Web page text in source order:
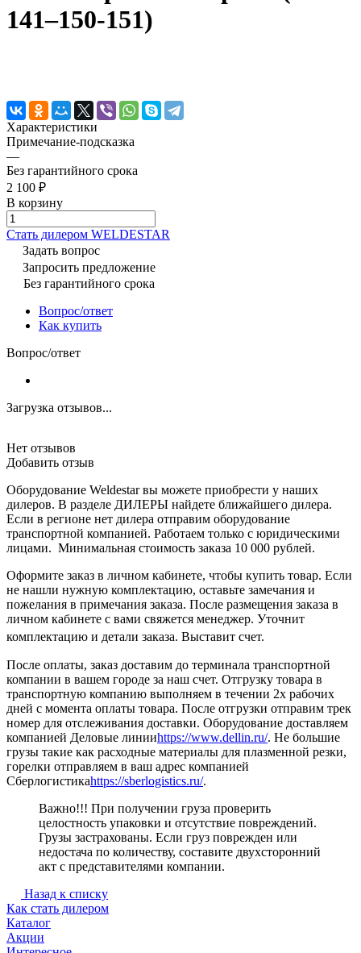
141–150-151)
Характеристики
Примечание-подсказка
—
Без гарантийного срока
2 100 ₽
В корзину
Cтать дилером WELDESTAR
Задать вопрос
Запросить предложение
Без гарантийного срока
Вопрос/ответ
Как купить
Вопрос/ответ
Загрузка отзывов...
Нет отзывов
Добавить отзыв
Оборудование Weldestar вы можете приобрести у наших
дилеров. В разделе ДИЛЕРЫ найдете ближайшего дилера.
Если в регионе нет дилера отправим оборудование
транспортной компанией. Работаем только с юридическими
лицами. Минимальная стоимость заказа 10 000 рублей.
Оформите заказ в личном кабинете, чтобы купить товар. Если
не нашли нужную комплектацию, оставьте замечания и
пожелания в примечания заказа. После размещения заказа в
личном кабинете с вами свяжется менеджер. Уточнит
комплектацию и детали заказа. Выставит счет.
После оплаты, заказ доставим до терминала транспортной
компании в вашем городе за наш счет. Отгрузку товара в
транспортную компанию выполняем в течении 2х рабочих
дней с момента оплаты товара. После отгрузки отправим трек
номер для отслеживания доставки. Оборудование доставляем
компанией Деловые линииhttps://www.dellin.ru/. Не большие
грузы такие как расходные материалы для плазменной резки,
горелки отправляем в ваш адрес компанией
Сберлогистикаhttps://sberlogistics.ru/.
Важно!!! При получении груза проверить
целостность упаковки и отсутствие повреждений.
Грузы застрахованы. Если груз поврежден или
недостача по количеству, составите двухсторонний
акт с представителями компании.
Назад к списку
Как стать дилером
Каталог
Акции